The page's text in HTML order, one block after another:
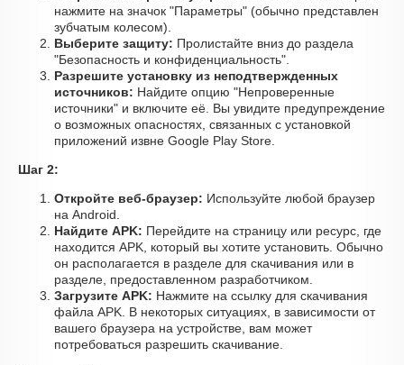
нажмите на значок "Параметры" (обычно представлен
зубчатым колесом).
Выберите защиту: Пролистайте вниз до раздела
"Безопасность и конфиденциальность".
Разрешите установку из неподтвержденных
источников: Найдите опцию "Непроверенные
источники" и включите её. Вы увидите предупреждение
о возможных опасностях, связанных с установкой
приложений извне Google Play Store.
Шаг 2:
Откройте веб-браузер: Используйте любой браузер
на Android.
Найдите APK: Перейдите на страницу или ресурс, где
находится APK, который вы хотите установить. Обычно
он располагается в разделе для скачивания или в
разделе, предоставленном разработчиком.
Загрузите APK: Нажмите на ссылку для скачивания
файла APK. В некоторых ситуациях, в зависимости от
вашего браузера на устройстве, вам может
потребоваться разрешить скачивание.